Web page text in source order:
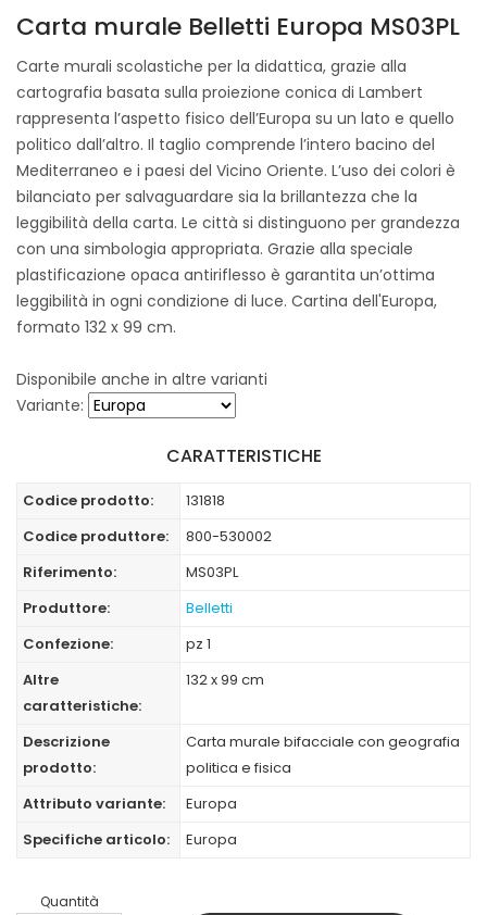
Carta murale Belletti Europa MS03PL
Carte murali scolastiche per la didattica, grazie alla
cartografia basata sulla proiezione conica di Lambert
rappresenta l’aspetto fisico dell’Europa su un lato e quello
politico dall’altro. Il taglio comprende l’intero bacino del
Mediterraneo e i paesi del Vicino Oriente. L’uso dei colori è
bilanciato per salvaguardare sia la brillantezza che la
leggibilità della carta. Le città si distinguono per grandezza
con una simbologia appropriata. Grazie alla speciale
plastificazione opaca antiriflesso è garantita un’ottima
leggibilità in ogni condizione di luce. Cartina dell'Europa,
formato 132 x 99 cm.
Disponibile anche in altre varianti
Variante:
CARATTERISTICHE
Codice prodotto:
131818
Codice produttore:
800-530002
Riferimento:
MS03PL
Produttore:
Belletti
Confezione:
pz 1
Altre
caratteristiche:
132 x 99 cm
Descrizione
prodotto:
Carta murale bifacciale con geografia
politica e fisica
Attributo variante:
Europa
Specifiche articolo:
Europa
Quantità